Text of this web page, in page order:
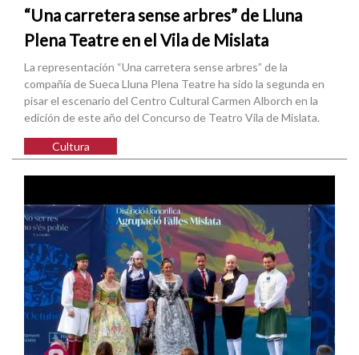
“Una carretera sense arbres” de Lluna
Plena Teatre en el Vila de Mislata
La representación “Una carretera sense arbres” de la
compañía de Sueca Lluna Plena Teatre ha sido la segunda en
pisar el escenario del Centro Cultural Carmen Alborch en la
edición de este año del Concurso de Teatro Vila de Mislata.
Cultura